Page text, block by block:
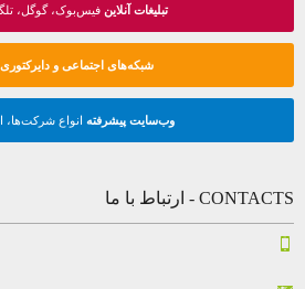
تبلیغات آنلاینفیس‌بوک، گوگل،
شبکه‌های اجتماعی و دایرکتوری
وب‌سایت پیشرفته انواع شرکت‌ها،
CONTACTS - ارتباط با ما